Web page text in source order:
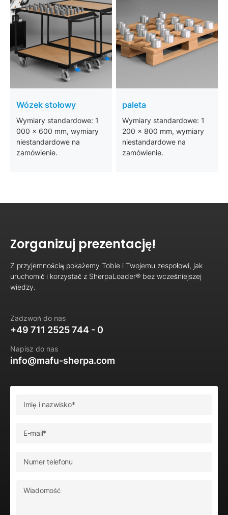
Wózek stołowy
Wymiary standardowe: 1
000 x 600 mm, wymiary
niestandardowe na
zamówienie.
paleta
Wymiary standardowe: 1
200 x 800 mm, wymiary
niestandardowe na
zamówienie.
Zorganizuj prezentację!
Z przyjemnością pokażemy Tobie i Twojemu zespołowi, jak
uruchomić i korzystać z SherpaLoader® bez wcześniejszej
wiedzy.
Zadzwoń do nas
+49 711 2525 744 - 0
Napisz do nas
info@mafu-sherpa.com